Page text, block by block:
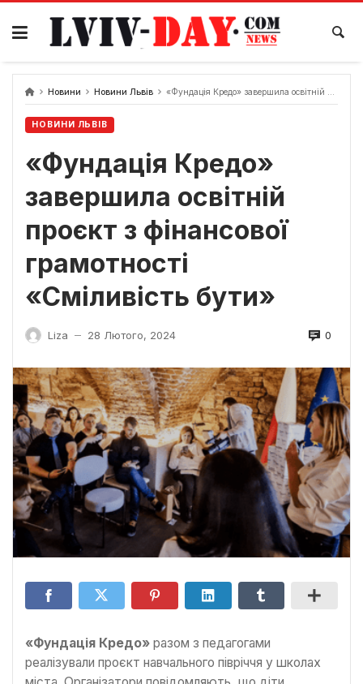
Skip
content
Новини Новини Львів «Фундація Кредо» завершила освітній проєкт з фінансової грамотності «Сміливість бути»
НОВИНИ ЛЬВІВ
«Фундація Кредо»
завершила освітній
проєкт з фінансової
грамотності
«Сміливість бути»
Liza — 28 Лютого, 2024 0
«Фундація Кредо» разом з педагогами
реалізували проєкт навчального півріччя у школах